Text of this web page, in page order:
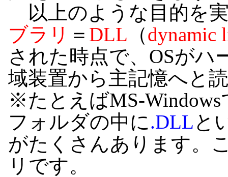
以上のような目的を
ブラリ ＝ DLL （dynamic
された時点で、OSがハ
域装置から主記憶へと
※たとえばMS-Windows
フォルダの中に.DLLと
がたくさんあります。
リです。